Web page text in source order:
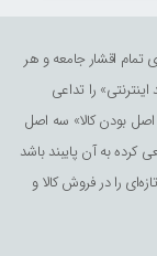
تمام اقشار جامعه و هر
را تداعی
بودن کالا» سه اصل
به آن پایبند باشد
را در فروش کالا و